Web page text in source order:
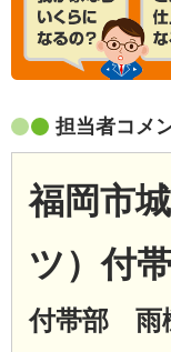
担当者コメ
福岡市
ツ）付
付帯部 雨